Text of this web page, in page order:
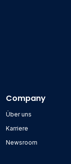
Company
Über uns
Karriere
Newsroom